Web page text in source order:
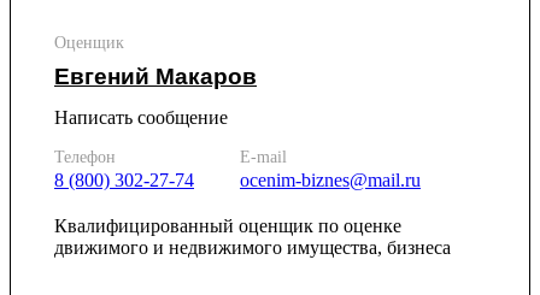
Оценщик
Евгений Макаров
Написать сообщение
Телефон
8 (800) 302-27-74
E-mail
ocenim-biznes@mail.ru
Квалифицированный оценщик по оценке
движимого и недвижимого имущества, бизнеса
Камышлов
Карачев
Карпинск